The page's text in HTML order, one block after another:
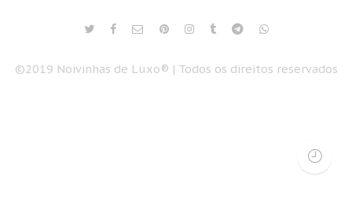
©2019 Noivinhas de Luxo® | Todos os direitos reservados